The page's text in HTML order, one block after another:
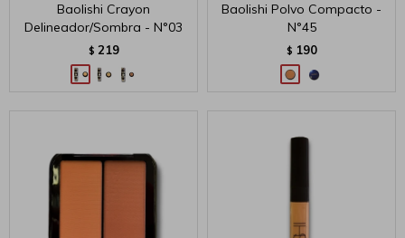
Baolishi Crayon
Delineador/Sombra - N°03
$ 219
Baolishi Polvo Compacto -
N°45
$ 190